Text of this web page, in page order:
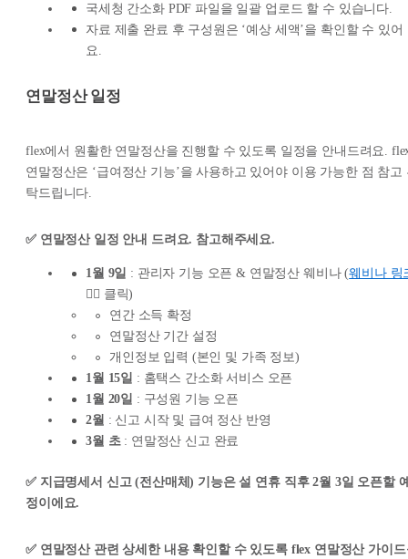
국세청 간소화 PDF 파일을 일괄 업로드 할 수 있습니다.
자료 제출 완료 후 구성원은 ‘예상 세액’을 확인할 수 있어
요.
연말정산 일정
flex에서 원활한 연말정산을 진행할 수 있도록 일정을 안내드려요.
연말정산은 ‘급여정산 기능’을 사용하고 있어야 이용 가능한 점 참고
탁드립니다.
✅ 연말정산 일정 안내 드려요. 참고해주세요.
1월 9일 : 관리자 기능 오픈 & 연말정산 웨비나 (웨비나 링
👈🏻 클릭)
연간 소득 확정
연말정산 기간 설정
개인정보 입력 (본인 및 가족 정보)
1월 15일 : 홈택스 간소화 서비스 오픈
1월 20일 : 구성원 기능 오픈
2월 : 신고 시작 및 급여 정산 반영
3월 초: 연말정산 신고 완료
✅ 지급명세서 신고 (전산매체) 기능은 설 연휴 직후 2월 3일 오픈할
정이에요.
✅ 연말정산 관련 상세한 내용 확인할 수 있도록 flex 연말정산 가이